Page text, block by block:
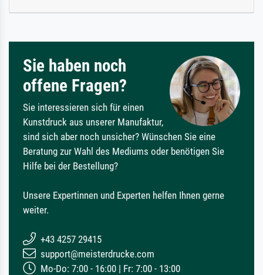
Sie haben noch
offene Fragen?
Sie interessieren sich für einen
Kunstdruck aus unserer Manufaktur,
sind sich aber noch unsicher? Wünschen Sie eine
Beratung zur Wahl des Mediums oder benötigen Sie
Hilfe bei der Bestellung?
Unsere Expertinnen und Experten helfen Ihnen gerne
weiter.
+43 4257 29415
support@meisterdrucke.com
Mo-Do: 7:00 - 16:00 | Fr: 7:00 - 13:00